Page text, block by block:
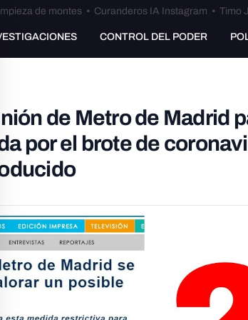
de montes• Curanderos IA Instagram • Timo
CONTROL DEL PODER
de Metro de Madrid
por el brote de